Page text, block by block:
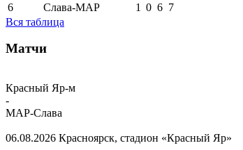
6
Слава-МАР 1 0 6 7
Вся таблица
Матчи
Красный Яр-м
-
МАР-Слава
06.08.2026 Красноярск, стадион «Красный Яр»